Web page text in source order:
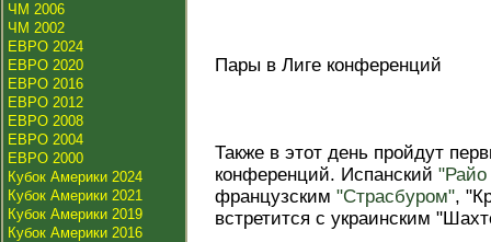
ЧМ 2006
ЧМ 2002
ЕВРО 2024
ЕВРО 2020
ЕВРО 2016
ЕВРО 2012
ЕВРО 2008
ЕВРО 2004
ЕВРО 2000
Кубок Америки 2024
Кубок Америки 2021
Кубок Америки 2019
Кубок Америки 2016
Пары в Лиге конференций
Также в этот день пройдут
конференций. Испанский "Райо
французским "Страсбуром",
встретится с украинским